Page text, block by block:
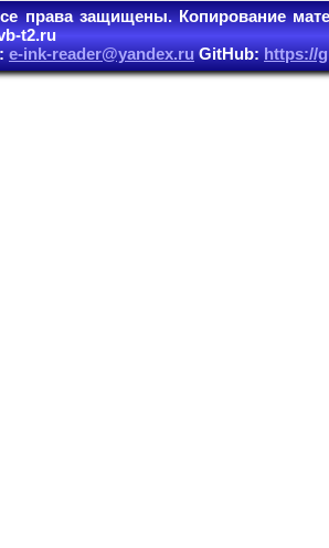
права защищены. Копирование
t2.ru
e-ink-reader@yandex.ruGitHub:https://